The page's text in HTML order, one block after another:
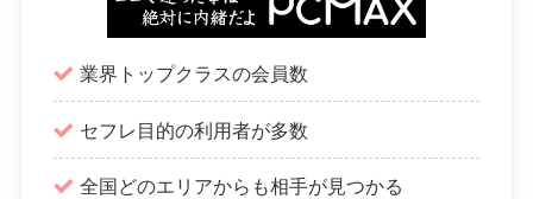
業界トップクラスの会員数
セフレ目的の利用者が多数
全国どのエリアからも相手が見つかる